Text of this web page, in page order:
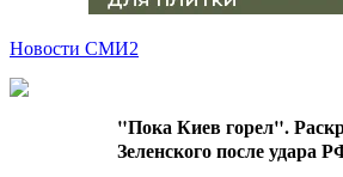
Новости СМИ2
"Пока Киев горел".
Зеленского после удара